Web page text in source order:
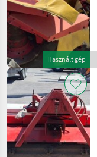
Használt gép